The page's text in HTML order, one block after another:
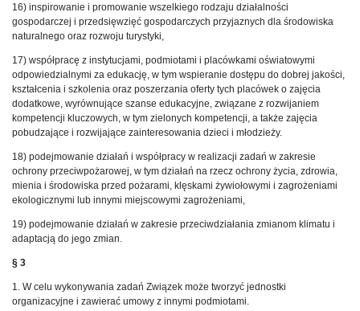
16) inspirowanie i promowanie wszelkiego rodzaju działalności
gospodarczej i przedsięwzięć gospodarczych przyjaznych dla środowiska
naturalnego oraz rozwoju turystyki,
17) współpracę z instytucjami, podmiotami i placówkami oświatowymi
odpowiedzialnymi za edukację, w tym wspieranie dostępu do dobrej jakości,
kształcenia i szkolenia oraz poszerzania oferty tych placówek o zajęcia
dodatkowe, wyrównujące szanse edukacyjne, związane z rozwijaniem
kompetencji kluczowych, w tym zielonych kompetencji, a także zajęcia
pobudzające i rozwijające zainteresowania dzieci i młodzieży.
18) podejmowanie działań i współpracy w realizacji zadań w zakresie
ochrony przeciwpożarowej, w tym działań na rzecz ochrony życia, zdrowia,
mienia i środowiska przed pożarami, klęskami żywiołowymi i zagrożeniami
ekologicznymi lub innymi miejscowymi zagrożeniami,
19) podejmowanie działań w zakresie przeciwdziałania zmianom klimatu i
adaptacją do jego zmian.
§ 3
1. W celu wykonywania zadań Związek może tworzyć jednostki
organizacyjne i zawierać umowy z innymi podmiotami.